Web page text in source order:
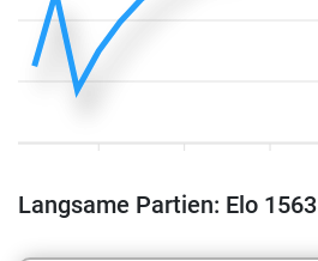
Langsame Partien: Elo 1563